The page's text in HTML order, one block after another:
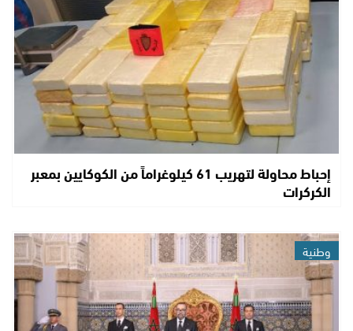
إحباط محاولة لتهريب 61 كيلوغراماً من الكوكايين بمعبر
الكركرات
وطنية